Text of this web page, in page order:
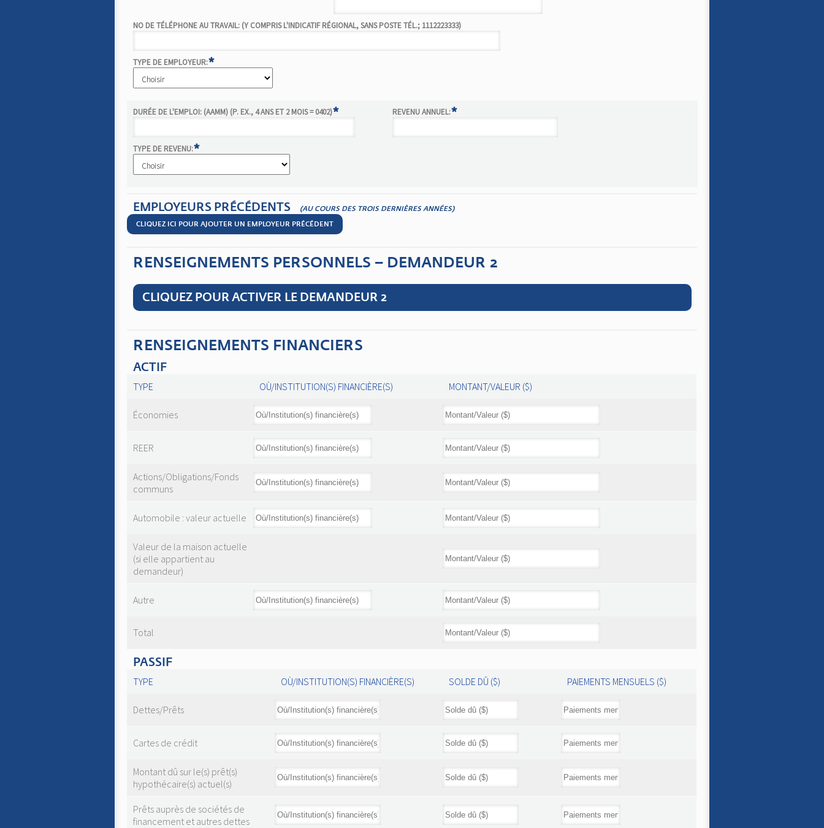
NO DE TÉLÉPHONE AU TRAVAIL: (Y COMPRIS L'INDICATIF RÉGIONAL, SANS POSTE TÉL.; 1112223333)
TYPE DE EMPLOYEUR:*
DURÉE DE L'EMPLOI: (AAMM) (P. EX., 4 ANS ET 2 MOIS = 0402)* REVENU ANNUEL:*
TYPE DE REVENU:*
EMPLOYEURS PRÉCÉDENTS
(AU COURS DES TROIS DERNIÈRES ANNÉES)
CLIQUEZ ICI POUR AJOUTER UN EMPLOYEUR PRÉCÉDENT
RENSEIGNEMENTS PERSONNELS – DEMANDEUR 2
CLIQUEZ POUR ACTIVER LE DEMANDEUR 2
RENSEIGNEMENTS FINANCIERS
ACTIF
TYPE OÙ/INSTITUTION(S) FINANCIÈRE(S) MONTANT/VALEUR ($)
Économies
REER
Actions/Obligations/Fonds
communs
Automobile : valeur actuelle
Valeur de la maison actuelle
(si elle appartient au
demandeur)
Autre
Total
PASSIF
TYPE OÙ/INSTITUTION(S) FINANCIÈRE(S) SOLDE DÛ ($) PAIEMENTS MENSUELS ($)
Dettes/Prêts
Cartes de crédit
Montant dû sur le(s) prêt(s)
hypothécaire(s) actuel(s)
Prêts auprès de sociétés de
financement et autres dettes